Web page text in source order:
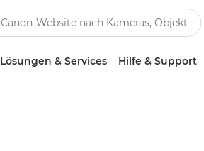
Lösungen & Services Hilfe & Support